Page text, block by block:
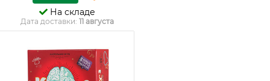
На складе
Дата доставки: 11 августа